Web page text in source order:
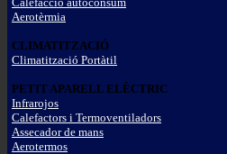
Aerotèrmia
CLIMATITZACIÓ
Climatització Portàtil
PETIT APARELL ELÈCTRIC
Infrarojos
Calefactors i Termoventiladors
Assecador de mans
Aerotermos